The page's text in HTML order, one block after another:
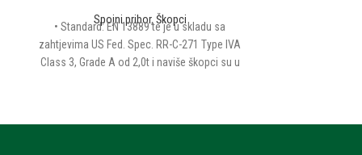
Spojni pribor,Škopci
• Standard: EN 13889 te je u skladu sa
zahtjevima US Fed. Spec. RR-C-271 Type IVA
Class 3, Grade A od 2,0t i naviše škopci su u